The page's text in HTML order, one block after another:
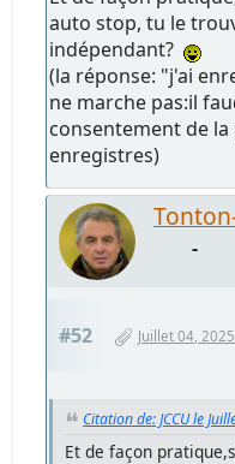
auto stop, tu le
indépendant?
(la réponse: "j'ai
ne marche pas:il
consentement de
enregistres)
-
#52 Juillet 04,
Citation de: JCCU le
Et de façon